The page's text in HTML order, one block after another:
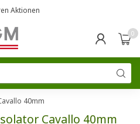
Aktionen
0
40mm
Cavallo 40mm